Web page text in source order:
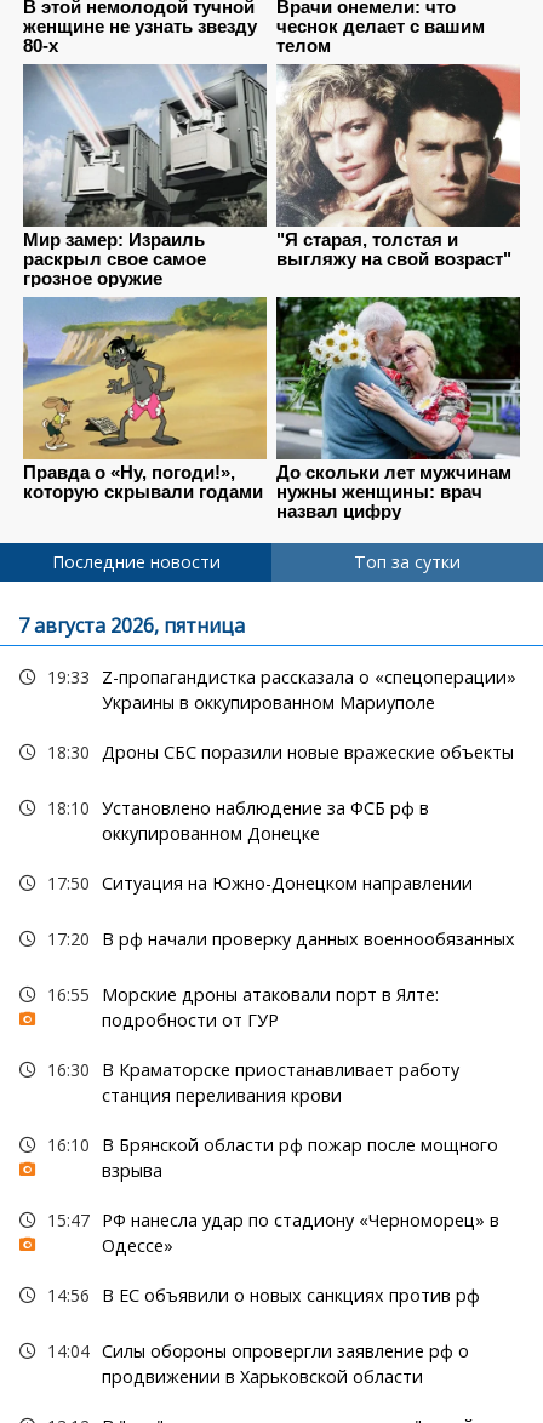
Последние новости Топ за сутки
7 августа 2026, пятница
19:33
Z-пропагандистка рассказала о «спецоперации»
Украины в оккупированном Мариуполе
18:30 Дроны СБС поразили новые вражеские объекты
18:10 Установлено наблюдение за ФСБ рф в
оккупированном Донецке
17:50 Ситуация на Южно-Донецком направлении
17:20 В рф начали проверку данных военнообязанных
16:55
Морские дроны атаковали порт в Ялте:
подробности от ГУР
16:30
В Краматорске приостанавливает работу
станция переливания крови
16:10
В Брянской области рф пожар после мощного
взрыва
15:47 РФ нанесла удар по стадиону «Черноморец» в
Одессе»
14:56 В ЕС объявили о новых санкциях против рф
14:04 Силы обороны опровергли заявление рф о
продвижении в Харьковской области